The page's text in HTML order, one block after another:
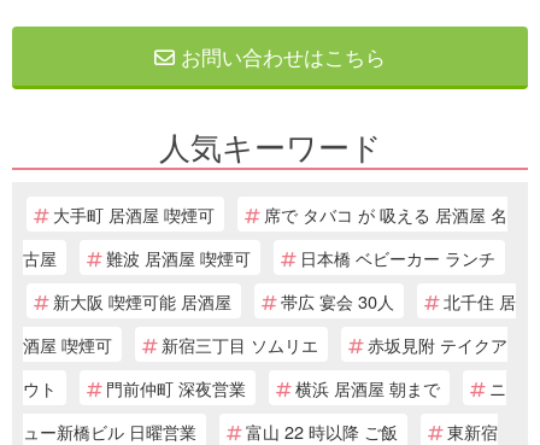
お問い合わせはこちら
人気キーワード
大手町 居酒屋 喫煙可
席で タバコ が 吸える 居酒屋 名
古屋
難波 居酒屋 喫煙可
日本橋 ベビーカー ランチ
新大阪 喫煙可能 居酒屋
帯広 宴会 30人
北千住 居
酒屋 喫煙可
新宿三丁目 ソムリエ
赤坂見附 テイクア
ウト
門前仲町 深夜営業 横浜 居酒屋 朝まで
ニ
ュー新橋ビル 日曜営業
富山 22 時以降 ご飯
東新宿